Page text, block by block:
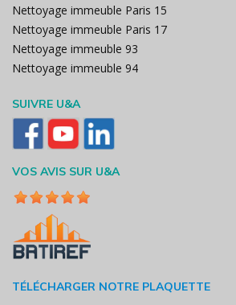
Nettoyage immeuble Paris 15
Nettoyage immeuble Paris 17
Nettoyage immeuble 93
Nettoyage immeuble 94
SUIVRE U&A
VOS AVIS SUR U&A
TÉLÉCHARGER NOTRE PLAQUETTE